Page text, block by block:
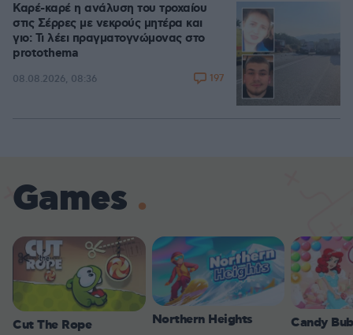
Καρέ-καρέ η ανάλυση του τροχαίου
στις Σέρρες με νεκρούς μητέρα και
γιο: Τι λέει πραγματογνώμονας στο
protothema
08.08.2026, 08:36 197
Games
Cut The Rope Northern Heights Candy